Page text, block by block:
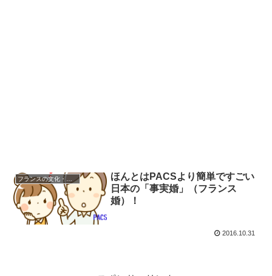
フランスの文化・習慣を知る
ほんとはPACSより簡単ですごい
日本の「事実婚」（フランス
婚）！
2016.10.31